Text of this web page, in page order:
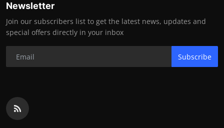
Newsletter
Join our subscribers list to get the latest news, updates and
special offers directly in your inbox
Subscribe